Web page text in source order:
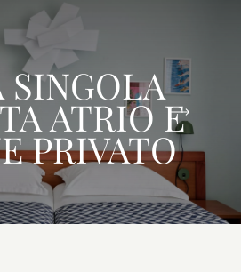
SINGOLA
ATRIO E
PRIVATO